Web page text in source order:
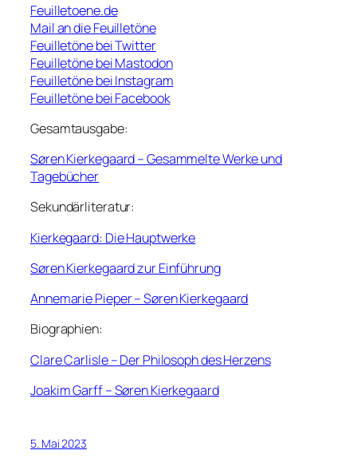
Feuilletoene.de
Mail an die Feuilletöne
Feuilletöne bei Twitter
Feuilletöne bei Mastodon
Feuilletöne bei Instagram
Feuilletöne bei Facebook
Gesamtausgabe:
Søren Kierkegaard – Gesammelte Werke und
Tagebücher
Sekundärliteratur:
Kierkegaard: Die Hauptwerke
Søren Kierkegaard zur Einführung
Annemarie Pieper – Søren Kierkegaard
Biographien:
Clare Carlisle – Der Philosoph des Herzens
Joakim Garff – Søren Kierkegaard
5. Mai 2023